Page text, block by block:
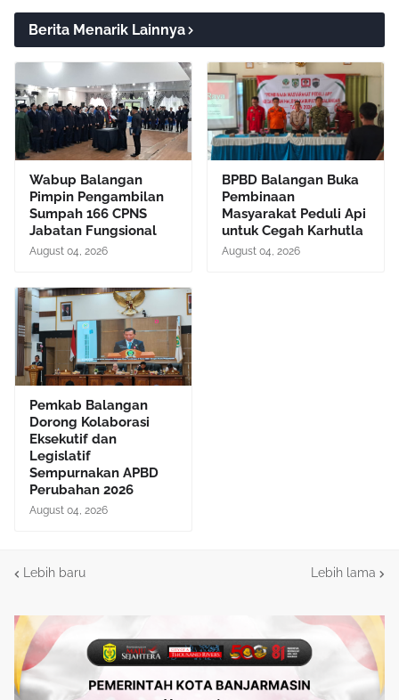
Berita Menarik Lainnya
Wabup Balangan
Pimpin Pengambilan
Sumpah 166 CPNS
Jabatan Fungsional
August 04, 2026
BPBD Balangan Buka
Pembinaan
Masyarakat Peduli Api
untuk Cegah Karhutla
August 04, 2026
Pemkab Balangan
Dorong Kolaborasi
Eksekutif dan
Legislatif
Sempurnakan APBD
Perubahan 2026
August 04, 2026
Lebih baru Lebih lama